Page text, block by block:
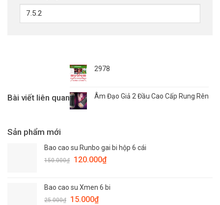
Bài viết liên quan
2978
Âm Đạo Giả 2 Đầu Cao Cấp Rung Rên
Sản phẩm mới
Bao cao su Runbo gai bi hộp 6 cái
150.000₫
Giá
150.000₫.
120.000₫Giá
là:
Bao cao su Xmen 6 bi
25.000₫
Giá
15.000₫Giá